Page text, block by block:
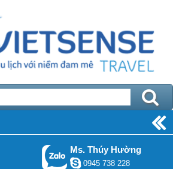
Ms. Thúy Hường
0945 738 228